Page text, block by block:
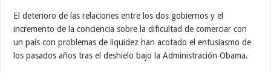
El deterioro de las relaciones entre los dos gobiernos y el
incremento de la conciencia sobre la dificultad de comerciar con
un país con problemas de liquidez han acotado el entusiasmo de
los pasados años tras el deshielo bajo la Administración Obama.